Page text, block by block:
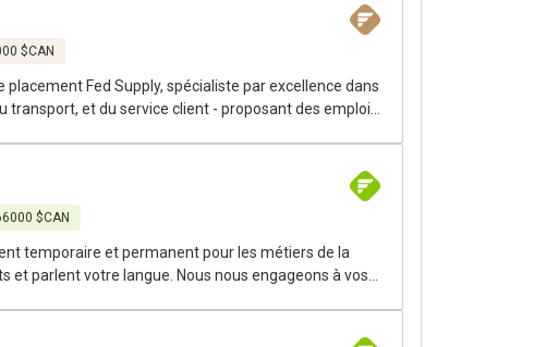
$CAN
placement Fed Supply, spécialiste par excellence dans
et du service client - proposant des emplois
$CAN
temporaire et permanent pour les métiers de la
et parlent votre langue. Nous nous engageons à vos